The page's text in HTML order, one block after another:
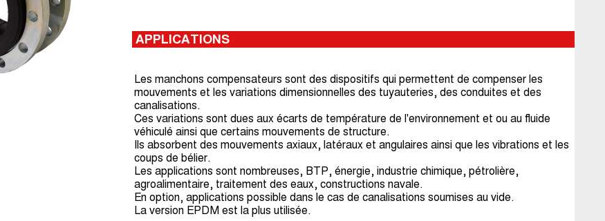
APPLICATIONS
Les manchons compensateurs sont des dispositifs qui permettent de compenser les
mouvements et les variations dimensionnelles des tuyauteries, des conduites et des
canalisations.
Ces variations sont dues aux écarts de température de l'environnement et ou au fluide
véhiculé ainsi que certains mouvements de structure.
Ils absorbent des mouvements axiaux, latéraux et angulaires ainsi que les vibrations et les
coups de bélier.
Les applications sont nombreuses, BTP, énergie, industrie chimique, pétrolière,
agroalimentaire, traitement des eaux, constructions navale.
En option, applications possible dans le cas de canalisations soumises au vide.
La version EPDM est la plus utilisée.